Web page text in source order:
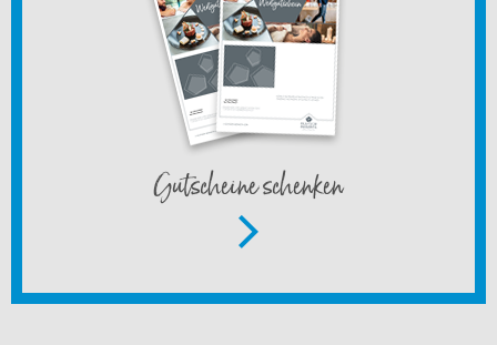
Gutscheine schenken